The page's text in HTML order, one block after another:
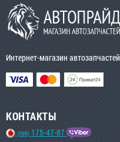
Интернет-магазин автозапчастей
КОНТАКТЫ
(099) 175-47-87